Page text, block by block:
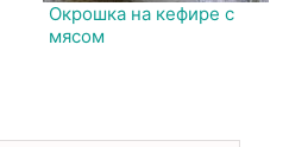
Окрошка на кефире с
мясом